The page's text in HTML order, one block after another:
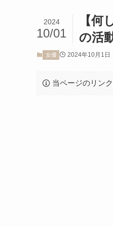
【
の活
2024
10/01
女優 2024年10月1日
当ページのリン